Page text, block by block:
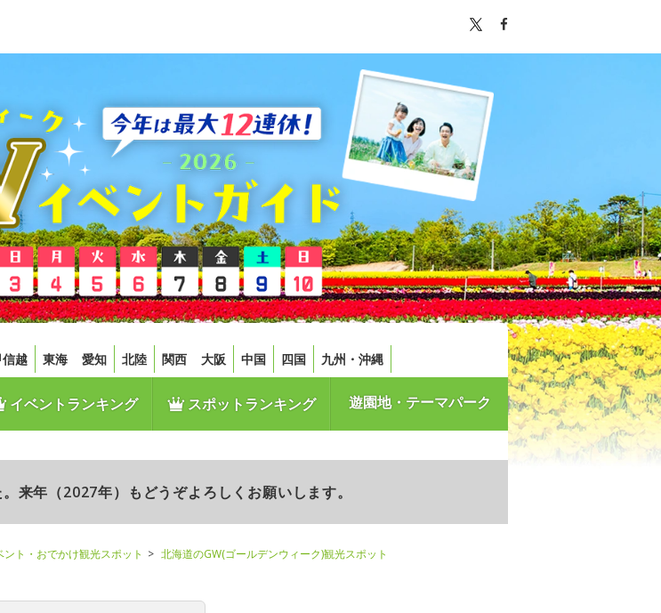
信越 東海 愛知 北陸 関西 大阪 中国 四国 九州・沖縄
イベントランキング スポットランキング 遊園地・テーマパーク
来年（2027年）もどうぞよろしくお願いします。
ト・おでかけ観光スポット
北海道のGW(ゴールデンウィーク)観光スポット